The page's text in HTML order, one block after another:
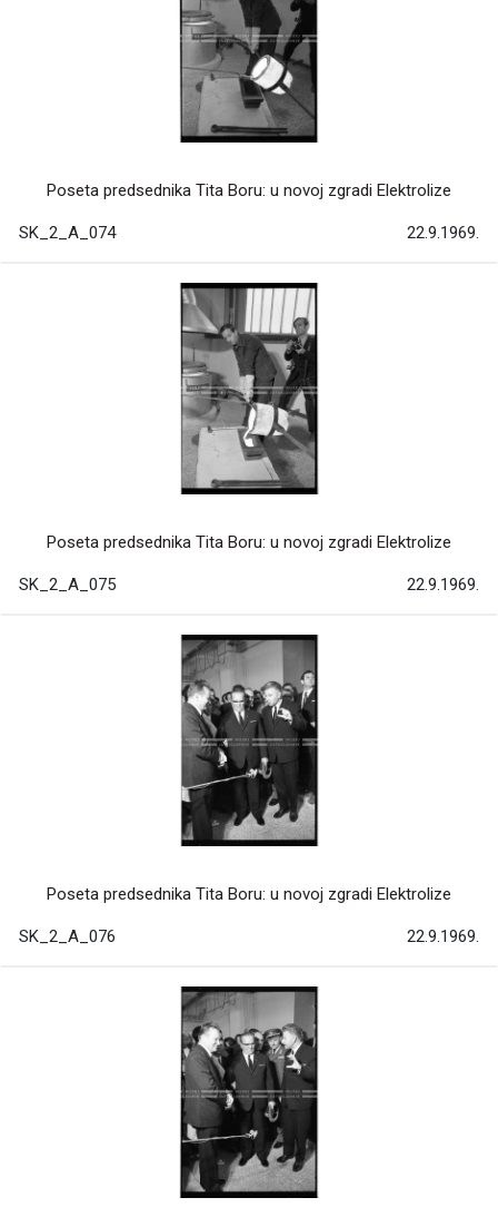
Poseta predsednika Tita Boru: u novoj zgradi Elektrolize
SK_2_A_074 22.9.1969.
Poseta predsednika Tita Boru: u novoj zgradi Elektrolize
SK_2_A_075 22.9.1969.
Poseta predsednika Tita Boru: u novoj zgradi Elektrolize
SK_2_A_076 22.9.1969.